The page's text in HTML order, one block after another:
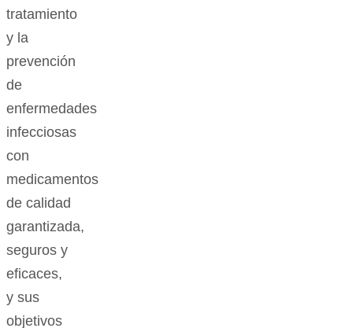
tratamiento
y la
prevención
de
enfermedades
infecciosas
con
medicamentos
de calidad
garantizada,
seguros y
eficaces,
y sus
objetivos